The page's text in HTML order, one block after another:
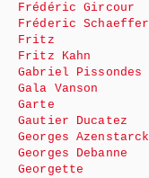
Frédéric Gircour
Fréderic Schaeffer
Fritz
Fritz Kahn
Gabriel Pissondes
Gala Vanson
Garte
Gautier Ducatez
Georges Azenstarck
Georges Debanne
Georgette